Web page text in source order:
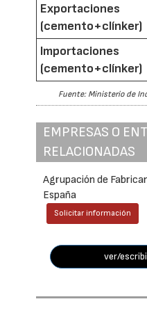
Exportaciones
(cemento+clínker)
Importaciones
(cemento+clínker)
Fuente: Ministerio de
EMPRESAS O
RELACIONADAS
Agrupación de
España
Solicitar información
ver/